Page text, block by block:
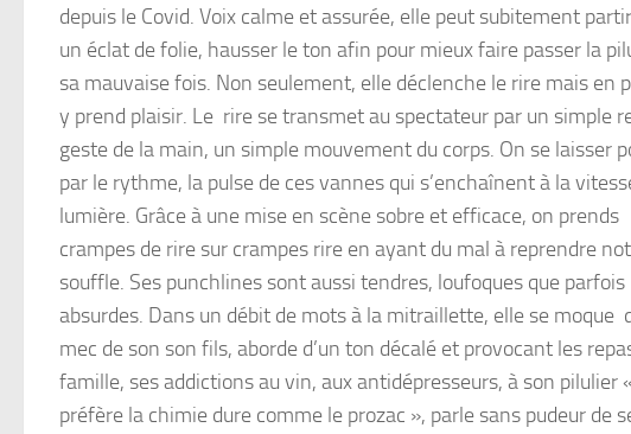
depuis le Covid. Voix calme et assurée, elle peut subitement
un éclat de folie, hausser le ton afin pour mieux faire passer la
sa mauvaise fois. Non seulement, elle déclenche le rire mais en
y prend plaisir. Le rire se transmet au spectateur par un simple
geste de la main, un simple mouvement du corps. On se laisser
par le rythme, la pulse de ces vannes qui s’enchaînent à la
lumière. Grâce à une mise en scène sobre et efficace, on prends
crampes de rire sur crampes rire en ayant du mal à reprendre
souffle. Ses punchlines sont aussi tendres, loufoques que parfois
absurdes. Dans un débit de mots à la mitraillette, elle se moque
mec de son son fils, aborde d’un ton décalé et provocant les
famille, ses addictions au vin, aux antidépresseurs, à son pilulier
préfère la chimie dure comme le prozac », parle sans pudeur de